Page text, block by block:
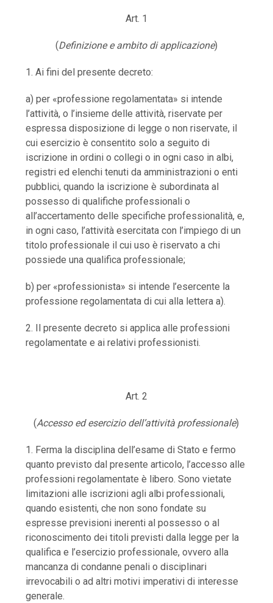
Art. 1
(Definizione e ambito di applicazione)
1. Ai fini del presente decreto:
a) per «professione regolamentata» si intende
l’attività, o l’insieme delle attività, riservate per
espressa disposizione di legge o non riservate, il
cui esercizio è consentito solo a seguito di
iscrizione in ordini o collegi o in ogni caso in albi,
registri ed elenchi tenuti da amministrazioni o enti
pubblici, quando la iscrizione è subordinata al
possesso di qualifiche professionali o
all’accertamento delle specifiche professionalità, e,
in ogni caso, l’attività esercitata con l’impiego di un
titolo professionale il cui uso è riservato a chi
possiede una qualifica professionale;
b) per «professionista» si intende l’esercente la
professione regolamentata di cui alla lettera a).
2. Il presente decreto si applica alle professioni
regolamentate e ai relativi professionisti.
Art. 2
(Accesso ed esercizio dell’attività professionale)
1. Ferma la disciplina dell’esame di Stato e fermo
quanto previsto dal presente articolo, l’accesso alle
professioni regolamentate è libero. Sono vietate
limitazioni alle iscrizioni agli albi professionali,
quando esistenti, che non sono fondate su
espresse previsioni inerenti al possesso o al
riconoscimento dei titoli previsti dalla legge per la
qualifica e l’esercizio professionale, ovvero alla
mancanza di condanne penali o disciplinari
irrevocabili o ad altri motivi imperativi di interesse
generale.